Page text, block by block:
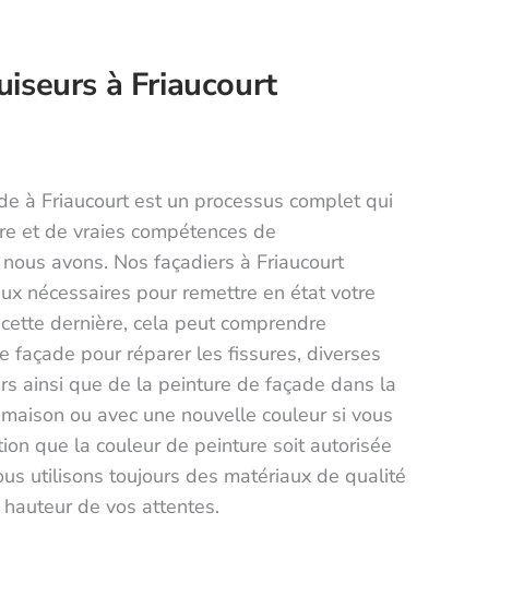
à Friaucourt
à Friaucourt est un processus complet qui
et de vraies compétences de
avons. Nos façadiers à Friaucourt
nécessaires pour remettre en état votre
dernière, cela peut comprendre
façade pour réparer les fissures, diverses
ainsi que de la peinture de façade dans la
ou avec une nouvelle couleur si vous
que la couleur de peinture soit autorisée
utilisons toujours des matériaux de qualité
de vos attentes.